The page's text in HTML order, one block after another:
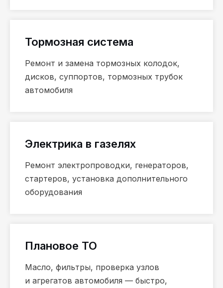
Тормозная система
Ремонт и замена тормозных колодок,
дисков, суппортов, тормозных трубок
автомобиля
Электрика в газелях
Ремонт электропроводки, генераторов,
стартеров, установка дополнительного
оборудования
Плановое ТО
Масло, фильтры, проверка узлов
и агрегатов автомобиля — быстро,